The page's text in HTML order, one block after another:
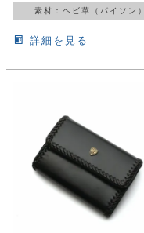
素材：ヘビ革（パイソン）
詳細を見る